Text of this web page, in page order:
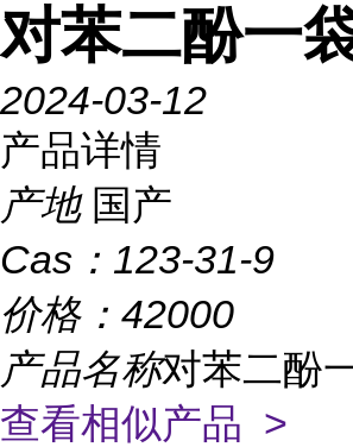
对苯二酚一
2024-03-12
产品详情
产地 国产
Cas： 123-31-9
价格： 42000
产品名称对苯二酚
查看相似产品 >